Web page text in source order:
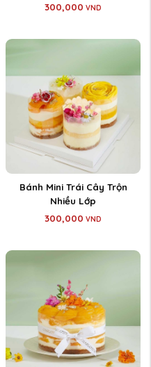
300,000 VND
Bánh Mini Trái Cây Trộn
Nhiều Lớp
300,000 VND